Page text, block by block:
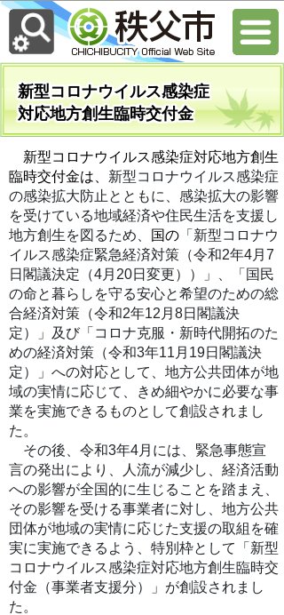
新型コロナウイルス感染症
対応地方創生臨時交付金
新型コロナウイルス感染症対応地方創生
臨時交付金は、 新型コロナウイルス感染症
の感染拡大防止とともに、感染拡大の影響
を受けている地域経済や住民生活を支援し
地方創生を図るため、
国の 「新型コロナウ
イルス感染症緊急経済対策（令和2年4月7
日閣議決定（4月20日変更））」、「国民
の命と暮らしを守る安心と希望のための総
合経済対策（令和2年12月8日閣議決
定）」及び「コロナ克服・新時代開拓のた
めの経済対策（令和3年11月19日閣議決
定）」への対応として、地方公共団体が地
域の実情に応じて、きめ細やかに必要な事
業を実施できるものとして創設されまし
た。
その後、令和3年4月には、 緊急事態宣
言の発出により、人流が減少し、経済活動
への影響が全国的に生じることを踏まえ、
その影響を受ける事業者に対し、地方公共
団体が地域の実情に応じた支援の取組を確
実に実施できるよう、特別枠として「新型
コロナウイルス感染症対応地方創生臨時交
付金（事業者支援分）」が創設されまし
た。